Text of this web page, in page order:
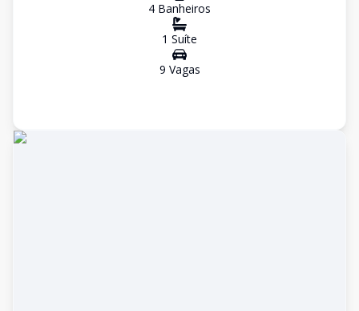
4 Banheiros
1 Suíte
9 Vagas